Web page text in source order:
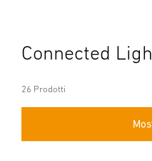
Connected
26 Prodotti